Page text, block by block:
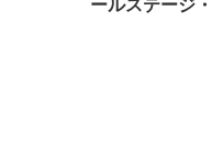
ールステージ